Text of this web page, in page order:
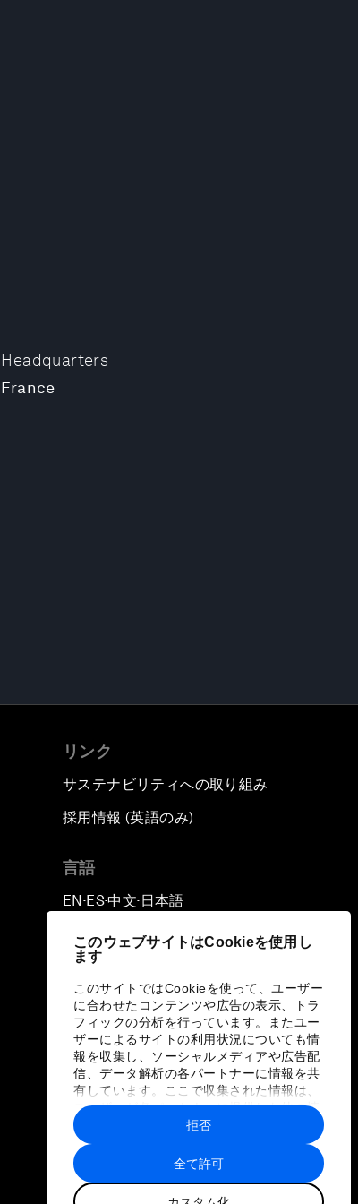
このウェブサイトはCookieを使用し
ます
このサイトではCookieを使って、ユーザー
に合わせたコンテンツや広告の表示、トラ
フィックの分析を行っています。またユー
ザーによるサイトの利用状況についても情
報を収集し、ソーシャルメディアや広告配
信、データ解析の各パートナーに情報を共
有しています。ここで収集された情報は、
ユーザーが各パートナーに提供した他の情
報や各パートナーのサービスを使用した際
に収集された情報と組み合わされ、各パー
トナーによって使用されることがありま
す。
全て許可
拒否
Headquarters
France
リンク
サステナビリティへの取り組み
採用情報 (英語のみ)
言語
EN ▪ES▪中文▪ 日本語